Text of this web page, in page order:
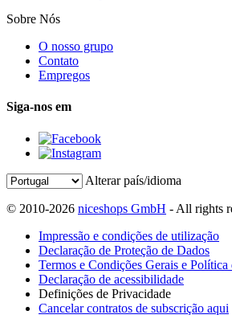
Sobre Nós
O nosso grupo
Contato
Empregos
Siga-nos em
Alterar país/idioma
© 2010-2026 niceshops GmbH - All rights
Impressão e condições de utilização
Declaração de Proteção de Dados
Termos e Condições Gerais e Política
Declaração de acessibilidade
Definições de Privacidade
Cancelar contratos de subscrição aqui